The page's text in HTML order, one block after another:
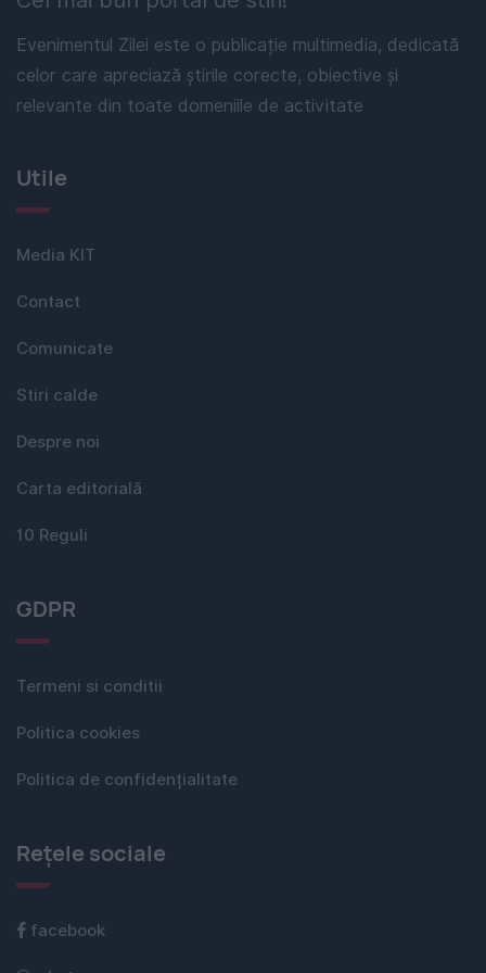
Evenimentul Zilei este o publicație multimedia, dedicată
celor care apreciază știrile corecte, obiective și
relevante din toate domeniile de activitate
Utile
Media KIT
Contact
Comunicate
Stiri calde
Despre noi
Carta editorială
10 Reguli
GDPR
Termeni si conditii
Politica cookies
Politica de confidențialitate
Rețele sociale
facebook